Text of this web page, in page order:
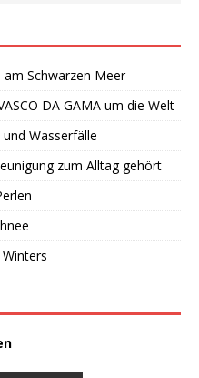
Schwarzen Meer
DA GAMA um die Welt
Wasserfälle
zum Alltag gehört